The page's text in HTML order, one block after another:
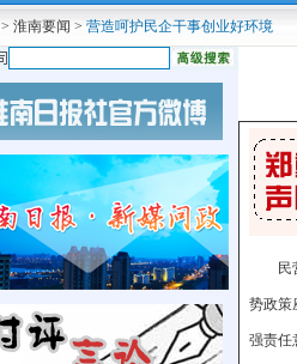
> 淮南要闻 > 营造呵护民企干事创业好环境
势政策
强责任